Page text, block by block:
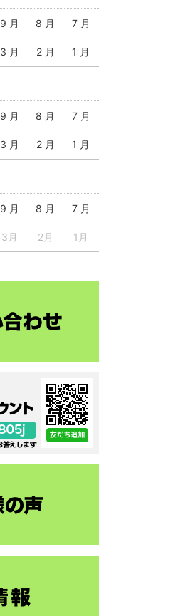
9 月 8 月 7 月
3 月 2 月 1 月
9 月 8 月 7 月
3 月 2 月 1 月
9 月 8 月 7 月
3月 2月 1月